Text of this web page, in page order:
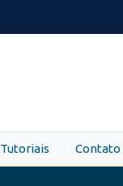
Tutoriais Contato